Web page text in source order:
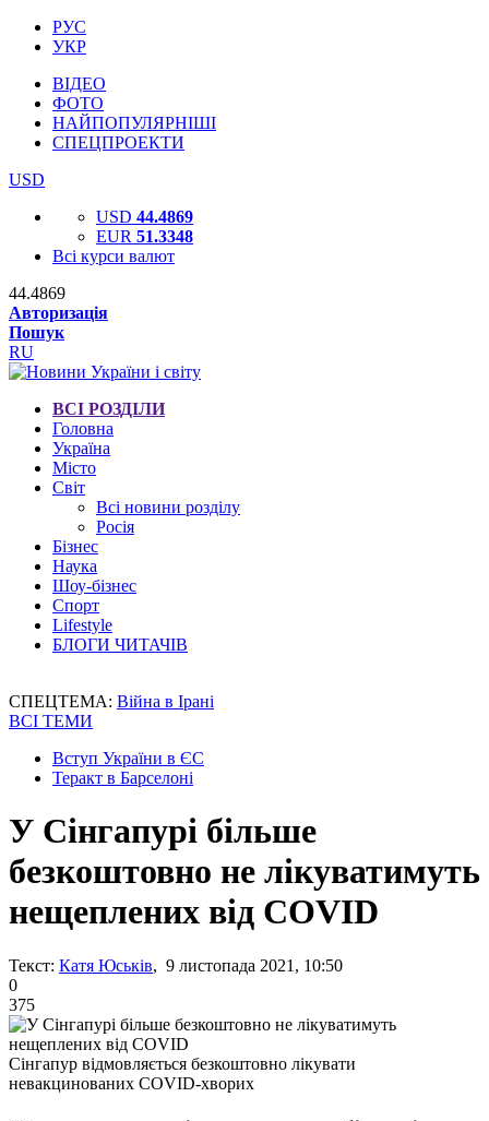
РУС
УКР
ВІДЕО
ФОТО
НАЙПОПУЛЯРНІШІ
СПЕЦПРОЕКТИ
USD
USD 44.4869
EUR 51.3348
Всі курси валют
44.4869
Авторизація
Пошук
RU
ВСІ РОЗДІЛИ
Головна
Україна
Місто
Світ
Всі новини розділу
Росія
Бізнес
Наука
Шоу-бізнес
Спорт
Lifestyle
БЛОГИ ЧИТАЧІВ
СПЕЦТЕМА: Війна в Ірані
ВСІ ТЕМИ
Вступ України в ЄС
Теракт в Барселоні
У Сінгапурі більше
безкоштовно не лікуватимуть
нещеплених від COVID
Текст: Катя Юськів, 9 листопада 2021, 10:50
0
375
Сінгапур відмовляється безкоштовно лікувати
невакцинованих COVID-хворих